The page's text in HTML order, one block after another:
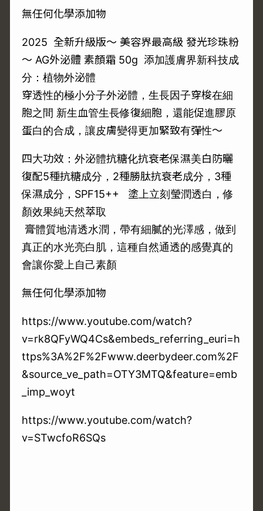
無任何化學添加物
2025 全新升級版～ 美容界最高級 發光珍珠粉
～ AG外泌體 素顏霜 50g 添加護膚界新科技成
分：植物外泌體
穿透性的極小分子外泌體，生長因子穿梭在細
胞之間 新生血管生長修復細胞，還能促進膠原
蛋白的合成，讓皮膚變得更加緊致有彈性〜
四大功效：外泌體抗糖化抗衰老保濕美白防曬
復配5種抗糖成分，2種勝肽抗衰老成分，3種
保濕成分，SPF15++ 塗上立刻瑩潤透白，修
顏效果純天然萃取️
膏體質地清透水潤，帶有細膩的光澤感，做到
真正的水光亮白肌，這種自然通透的感覺真的
會讓你愛上自己素顏
無任何化學添加物
https://www.youtube.com/watch?
v=rk8QFyWQ4Cs&embeds_referring_euri=h
ttps%3A%2F%2Fwww.deerbydeer.com%2F
&source_ve_path=OTY3MTQ&feature=emb
_imp_woyt
https://www.youtube.com/watch?
v=STwcfoR6SQs